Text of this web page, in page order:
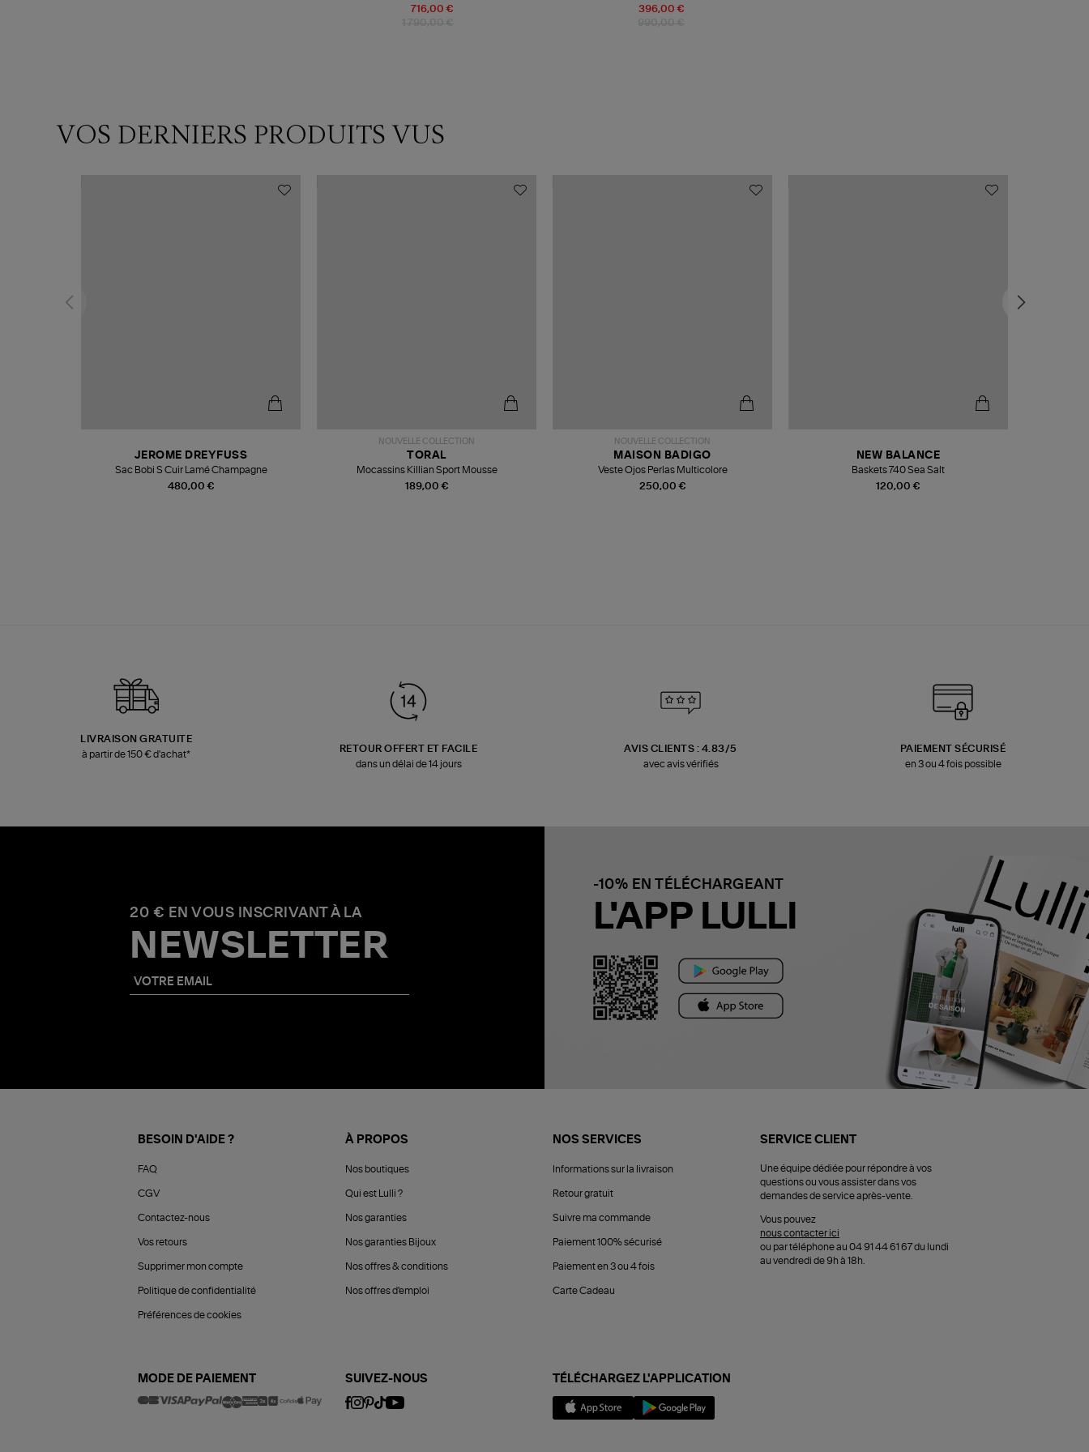
716,00 € 396,00 €
VOS DERNIERS PRODUITS VUS
480,00 €
JEROME DREYFUSS
Sac Bobi S Cuir Lamé Champagne
NOUVELLE COLLECTION
189,00 €
TORAL
Mocassins Killian Sport Mousse
NOUVELLE COLLECTION
250,00 €
MAISON BADIGO
Veste Ojos Perlas Multicolore
120,00 €
NEW BALANCE
Baskets 740 Sea Salt
LIVRAISON GRATUITE
à partir de 150 € d'achat*
RETOUR OFFERT ET FACILE
dans un délai de 14 jours
AVIS CLIENTS : 4.83/5
avec avis vérifiés
PAIEMENT SÉCURISÉ
en 3 ou 4 fois possible
20 € EN VOUS INSCRIVANT À LA
NEWSLETTER
-10% EN TÉLÉCHARGEANT
L'APP LULLI
BESOIN D'AIDE ?
FAQ
CGV
Contactez-nous
Vos retours
Supprimer mon compte
Politique de confidentialité
Préférences de cookies
À PROPOS
Nos boutiques
Qui est Lulli ?
Nos garanties
Nos garanties Bijoux
Nos offres & conditions
Nos offres d'emploi
NOS SERVICES
Informations sur la livraison
Retour gratuit
Suivre ma commande
Paiement 100% sécurisé
Paiement en 3 ou 4 fois
Carte Cadeau
SERVICE CLIENT
Une équipe dédiée pour répondre à vos
questions ou vous assister dans vos
demandes de service après-vente.
Vous pouvez
nous contacter ici
ou par téléphone au 04 91 44 61 67 du lundi
au vendredi de 9h à 18h.
MODE DE PAIEMENT SUIVEZ-NOUS TÉLÉCHARGEZ L'APPLICATION